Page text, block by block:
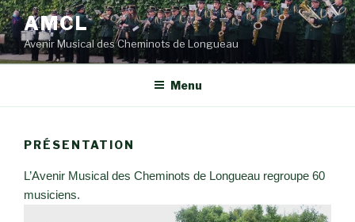
Aller
au
contenu
principal
AMCL
Avenir Musical des Cheminots de Longueau
Menu
PRÉSENTATION
L’Avenir Musical des Cheminots de Longueau regroupe 60
musiciens.